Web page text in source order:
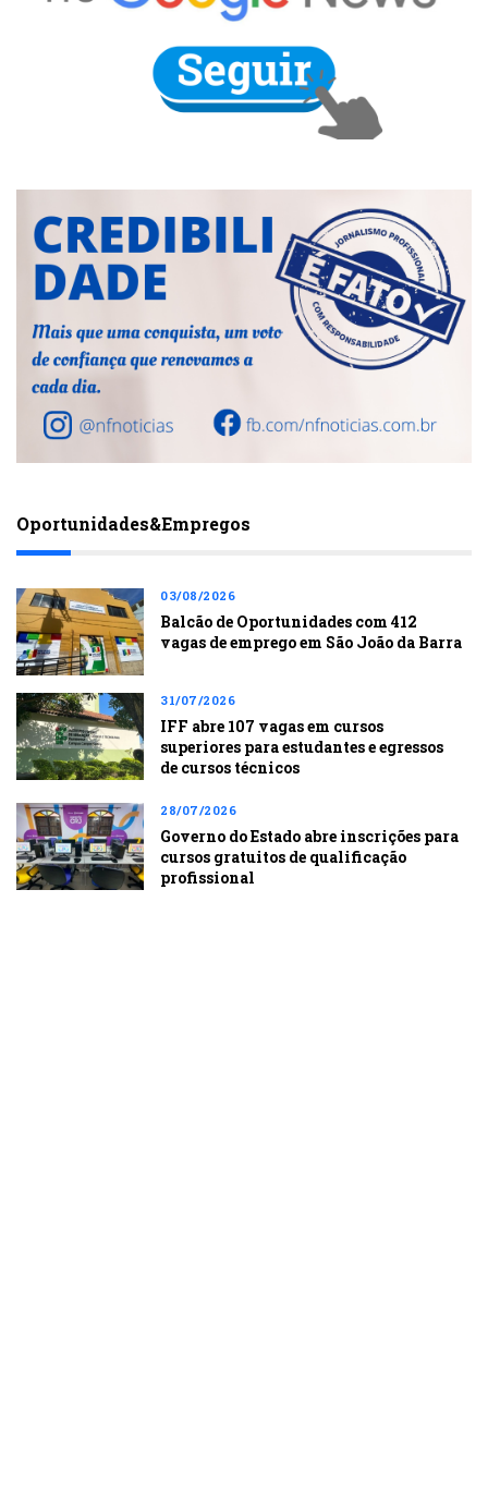
Oportunidades&Empregos
03/08/2026
Balcão de Oportunidades com 412
vagas de emprego em São João da Barra
31/07/2026
IFF abre 107 vagas em cursos
superiores para estudantes e egressos
de cursos técnicos
28/07/2026
Governo do Estado abre inscrições para
cursos gratuitos de qualificação
profissional